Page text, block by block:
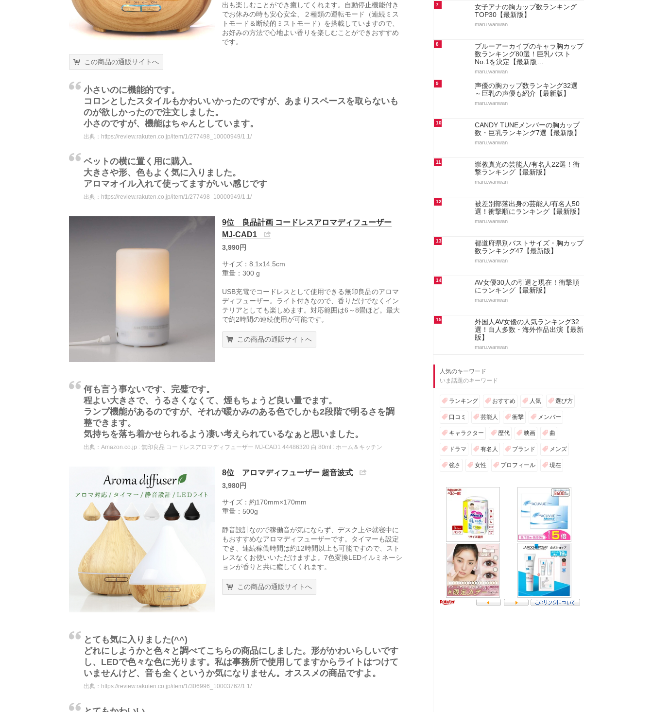
出も楽しむことができ癒してくれます。自動停止機能付き
でお休みの時も安心安全、２種類の運転モード（連続ミス
トモード＆断続的ミストモード）を搭載していますので、
お好みの方法で心地よい香りを楽しむことができおすすめ
です。
この商品の通販サイトへ
小さいのに機能的です。
コロンとしたスタイルもかわいいかったのですが、あまりスペースを取らないも
のが欲しかったので注文しました。
小さのですが、機能はちゃんとしています。
出典： https://review.rakuten.co.jp/item/1/277498_10000949/1.1/
ベットの横に置く用に購入。
大きさや形、色もよく気に入りました。
アロマオイル入れて使ってますがいい感じです
出典： https://review.rakuten.co.jp/item/1/277498_10000949/1.1/
9位 良品計画 コードレスアロマディフューザー
MJ‐CAD1
3,990円
サイズ：8.1x14.5cm
重量：300 g
USB充電でコードレスとして使用できる無印良品のアロマ
ディフューザー。ライト付きなので、香りだけでなくイン
テリアとしても楽しめます。対応範囲は6～8畳ほど。最大
で約2時間の連続使用が可能です。
この商品の通販サイトへ
何も言う事ないです、完璧です。
程よい大きさで、うるさくなくて、煙もちょうど良い量でます。
ランプ機能があるのですが、それが暖かみのある色でしかも2段階で明るさを調
整できます。
気持ちを落ち着かせられるよう凄い考えられているなぁと思いました。
出典： Amazon.co.jp : 無印良品 コードレスアロマディフューザー MJ‐CAD1 44486320 白 80ml : ホーム＆キッチン
8位 アロマディフューザー 超音波式
3,980円
サイズ：約170mm×170mm
重量：500g
静音設計なので稼働音が気にならず、デスク上や就寝中に
もおすすめなアロマディフューザーです。タイマーも設定
でき、連続稼働時間は約12時間以上も可能ですので、スト
レスなくお使いいただけますよ。7色変換LEDイルミネーシ
ョンが香りと共に癒してくれます。
この商品の通販サイトへ
とても気に入りました(^^)
どれにしようかと色々と調べてこちらの商品にしました。形がかわいらしいです
し、LEDで色々な色に光ります。私は事務所で使用してますからライトはつけて
いませんけど、音も全くというか気になりません。オススメの商品ですよ。
出典： https://review.rakuten.co.jp/item/1/306996_10003762/1.1/
7
女子アナの胸カップ数ランキング
TOP30【最新版】
maru.wanwan
8
ブルーアーカイブのキャラ胸カップ
数ランキング80選！巨乳バスト
No.1を決定【最新版…
maru.wanwan
9
声優の胸カップ数ランキング32選
～巨乳の声優も紹介【最新版】
maru.wanwan
10
CANDY TUNEメンバーの胸カップ
数・巨乳ランキング7選【最新版】
maru.wanwan
11
崇教真光の芸能人/有名人22選！衝
撃ランキング【最新版】
maru.wanwan
12
被差別部落出身の芸能人/有名人50
選！衝撃順にランキング【最新版】
maru.wanwan
13
都道府県別バストサイズ・胸カップ
数ランキング47【最新版】
maru.wanwan
14
AV女優30人の引退と現在！衝撃順
にランキング【最新版】
maru.wanwan
15
外国人AV女優の人気ランキング32
選！白人多数・海外作品出演【最新
版】
maru.wanwan
人気のキーワード
いま話題のキーワード
ランキング おすすめ 人気 選び方
口コミ 芸能人 衝撃 メンバー
キャラクター 歴代 映画 曲
ドラマ 有名人 ブランド メンズ
強さ 女性 プロフィール 現在